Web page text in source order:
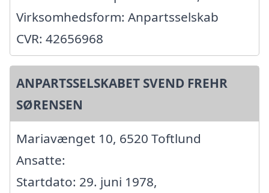
Virksomhedsform: Anpartsselskab
CVR: 42656968
ANPARTSSELSKABET SVEND FREHR
SØRENSEN
Mariavænget 10, 6520 Toftlund
Ansatte:
Startdato: 29. juni 1978,